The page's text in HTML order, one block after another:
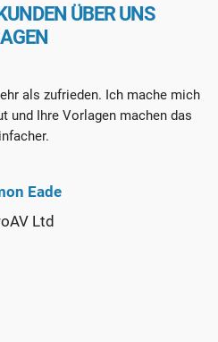
ÜBER UNS
als zufrieden. Ich mache mich
und Ihre Vorlagen machen das
Eade
Ltd